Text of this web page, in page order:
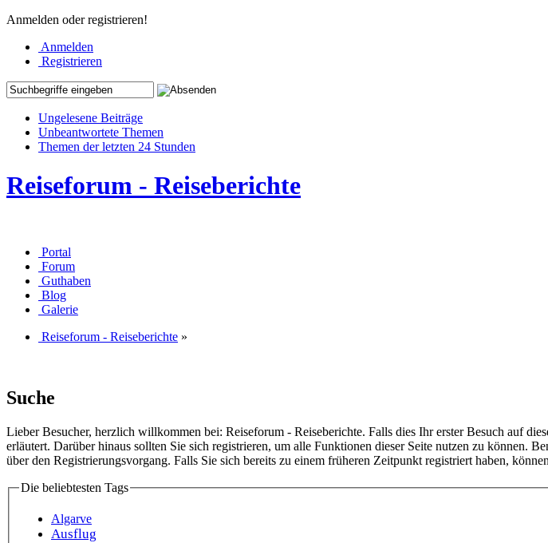
Anmelden oder registrieren!
Anmelden
Registrieren
Ungelesene Beiträge
Unbeantwortete Themen
Themen der letzten 24 Stunden
Reiseforum - Reiseberichte
Portal
Forum
Guthaben
Blog
Galerie
Reiseforum - Reiseberichte »
Suche
Lieber Besucher, herzlich willkommen bei: Reiseforum - Reiseberichte. Falls dies Ihr erster Besuch auf
erläutert. Darüber hinaus sollten Sie sich registrieren, um alle Funktionen dieser Seite nutzen zu können.
über den Registrierungsvorgang. Falls Sie sich bereits zu einem früheren Zeitpunkt registriert haben,
Die beliebtesten Tags
Algarve
Ausflug